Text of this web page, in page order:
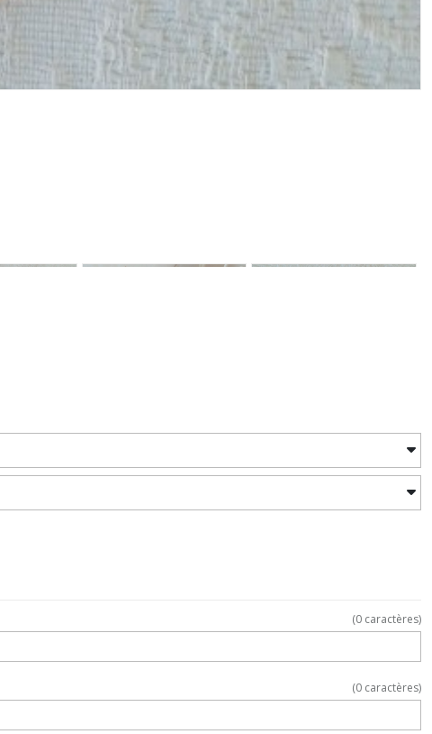
(0 caractères)
(0 caractères)